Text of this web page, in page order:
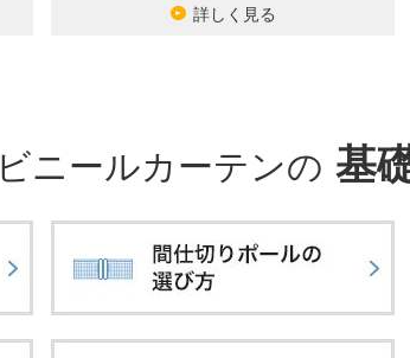
詳しく見る
ビニールカーテンの 基